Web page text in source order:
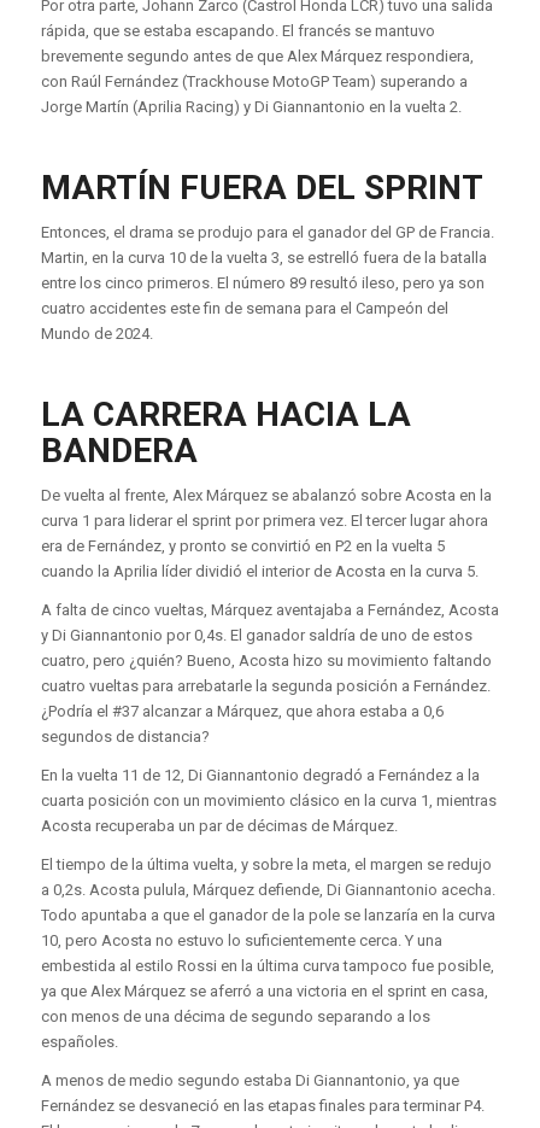
Por otra parte, Johann Zarco (Castrol Honda LCR) tuvo una salida
rápida, que se estaba escapando. El francés se mantuvo
brevemente segundo antes de que Alex Márquez respondiera,
con Raúl Fernández (Trackhouse MotoGP Team) superando a
Jorge Martín (Aprilia Racing) y Di Giannantonio en la vuelta 2.
MARTÍN FUERA DEL SPRINT
Entonces, el drama se produjo para el ganador del GP de Francia.
Martin, en la curva 10 de la vuelta 3, se estrelló fuera de la batalla
entre los cinco primeros. El número 89 resultó ileso, pero ya son
cuatro accidentes este fin de semana para el Campeón del
Mundo de 2024.
LA CARRERA HACIA LA
BANDERA
De vuelta al frente, Alex Márquez se abalanzó sobre Acosta en la
curva 1 para liderar el sprint por primera vez. El tercer lugar ahora
era de Fernández, y pronto se convirtió en P2 en la vuelta 5
cuando la Aprilia líder dividió el interior de Acosta en la curva 5.
A falta de cinco vueltas, Márquez aventajaba a Fernández, Acosta
y Di Giannantonio por 0,4s. El ganador saldría de uno de estos
cuatro, pero ¿quién? Bueno, Acosta hizo su movimiento faltando
cuatro vueltas para arrebatarle la segunda posición a Fernández.
¿Podría el #37 alcanzar a Márquez, que ahora estaba a 0,6
segundos de distancia?
En la vuelta 11 de 12, Di Giannantonio degradó a Fernández a la
cuarta posición con un movimiento clásico en la curva 1, mientras
Acosta recuperaba un par de décimas de Márquez.
El tiempo de la última vuelta, y sobre la meta, el margen se redujo
a 0,2s. Acosta pulula, Márquez defiende, Di Giannantonio acecha.
Todo apuntaba a que el ganador de la pole se lanzaría en la curva
10, pero Acosta no estuvo lo suficientemente cerca. Y una
embestida al estilo Rossi en la última curva tampoco fue posible,
ya que Alex Márquez se aferró a una victoria en el sprint en casa,
con menos de una décima de segundo separando a los
españoles.
A menos de medio segundo estaba Di Giannantonio, ya que
Fernández se desvaneció en las etapas finales para terminar P4.